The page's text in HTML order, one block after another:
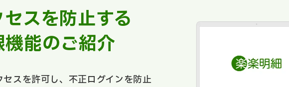
スを防止する
能のご紹介
スを許可し、不正ログインを防止